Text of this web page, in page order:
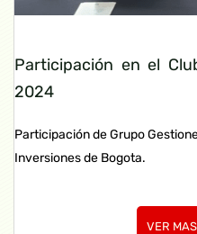
Participación en el
2024
Participación de Grupo
Inversiones de Bogota.
VER